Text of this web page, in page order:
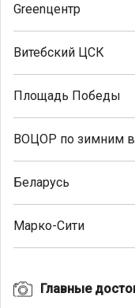
Greenцентр
Витебский ЦСК
Площадь Победы
ВОЦОР по зимним
Беларусь
Марко-Сити
Главные